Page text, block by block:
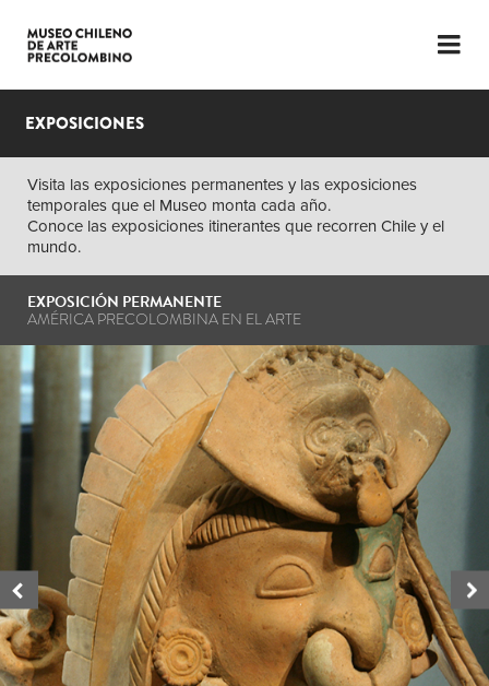
LENGUAJE
PLANIFICA TU VISITA
EXPOSICIONES
COLECCIÓN
EL MUSEO
NOTICIAS
ÚLTIMOS VIDEOS
EXPOSICIONES
Visita las exposiciones permanentes y las exposiciones
temporales que el Museo monta cada año.
Conoce las exposiciones itinerantes que recorren Chile y el
mundo.
EXPOSICIÓN PERMANENTE
AMÉRICA PRECOLOMBINA EN EL ARTE